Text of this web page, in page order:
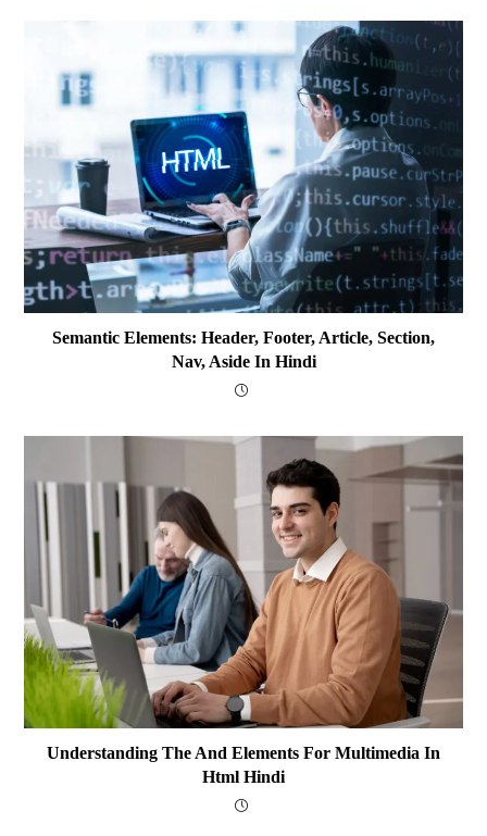
Semantic Elements: Header, Footer, Article, Section,
Nav, Aside In Hindi
Understanding The And Elements For Multimedia In
Html Hindi